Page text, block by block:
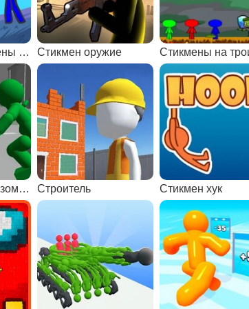
На троих: стикмены на фруктовом острове 2 Стикмен оружие Стикмены на
Стикмен против зомби 3Д Строитель Стикмен хук